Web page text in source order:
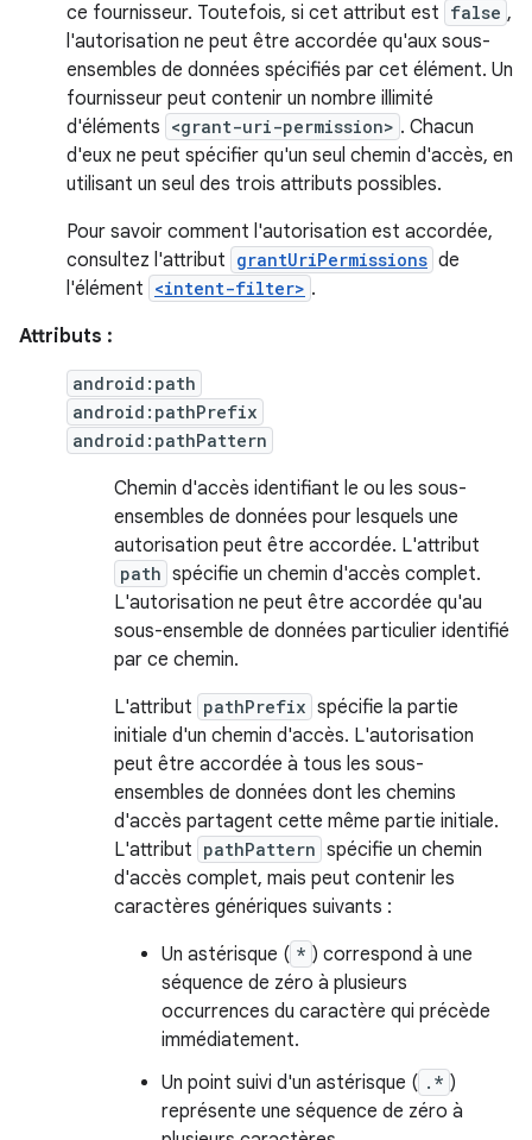
ce fournisseur. Toutefois, si cet attribut est false ,
l'autorisation ne peut être accordée qu'aux sous-
ensembles de données spécifiés par cet élément. Un
fournisseur peut contenir un nombre illimité
d'éléments <grant-uri-permission> . Chacun
d'eux ne peut spécifier qu'un seul chemin d'accès, en
utilisant un seul des trois attributs possibles.
Pour savoir comment l'autorisation est accordée,
consultez l'attribut grantUriPermissions de
l'élément <intent-filter> .
Attributs :
android:path
android:pathPrefix
android:pathPattern
Chemin d'accès identifiant le ou les sous-
ensembles de données pour lesquels une
autorisation peut être accordée. L'attribut
path spécifie un chemin d'accès complet.
L'autorisation ne peut être accordée qu'au
sous-ensemble de données particulier identifié
par ce chemin.
L'attribut pathPrefix spécifie la partie
initiale d'un chemin d'accès. L'autorisation
peut être accordée à tous les sous-
ensembles de données dont les chemins
d'accès partagent cette même partie initiale.
L'attribut pathPattern spécifie un chemin
d'accès complet, mais peut contenir les
caractères génériques suivants :
Un astérisque ( * ) correspond à une
séquence de zéro à plusieurs
occurrences du caractère qui précède
immédiatement.
Un point suivi d'un astérisque ( .* )
représente une séquence de zéro à